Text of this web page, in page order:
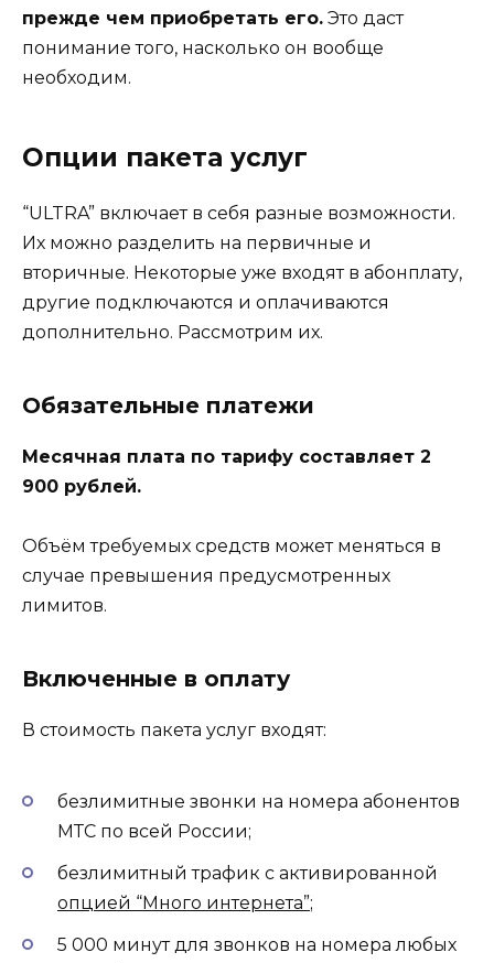
прежде чем приобретать его. Это даст
понимание того, насколько он вообще
необходим.
Опции пакета услуг
“ULTRA” включает в себя разные возможности.
Их можно разделить на первичные и
вторичные. Некоторые уже входят в абонплату,
другие подключаются и оплачиваются
дополнительно. Рассмотрим их.
Обязательные платежи
Месячная плата по тарифу составляет 2
900 рублей.
Объём требуемых средств может меняться в
случае превышения предусмотренных
лимитов.
Включенные в оплату
В стоимость пакета услуг входят:
безлимитные звонки на номера абонентов
МТС по всей России;
безлимитный трафик с активированной
опцией “Много интернета”;
5 000 минут для звонков на номера любых